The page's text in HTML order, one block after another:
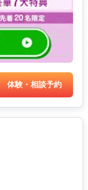
体験・相談予約